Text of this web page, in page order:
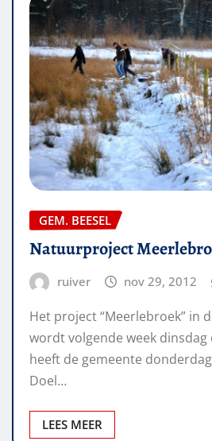
GEM. BEESEL
Natuurproject
ruiver nov 29, 2012
Het project “Meerlebroek” in
wordt volgende week
heeft de gemeente
Doel…
LEES MEER